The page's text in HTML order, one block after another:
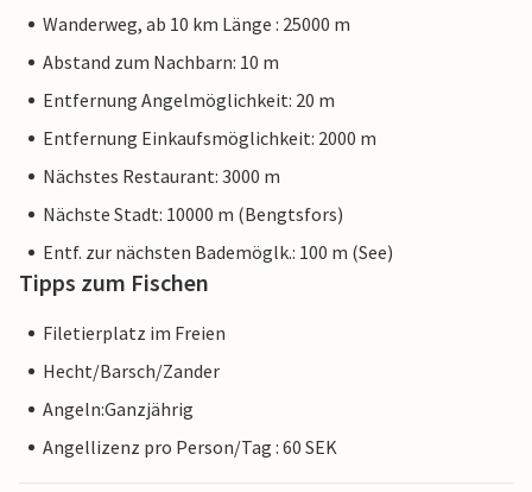
Wanderweg, ab 10 km Länge : 25000 m
Abstand zum Nachbarn: 10 m
Entfernung Angelmöglichkeit: 20 m
Entfernung Einkaufsmöglichkeit: 2000 m
Nächstes Restaurant: 3000 m
Nächste Stadt: 10000 m (Bengtsfors)
Entf. zur nächsten Bademöglk.: 100 m (See)
Tipps zum Fischen
Filetierplatz im Freien
Hecht/Barsch/Zander
Angeln:Ganzjährig
Angellizenz pro Person/Tag : 60 SEK